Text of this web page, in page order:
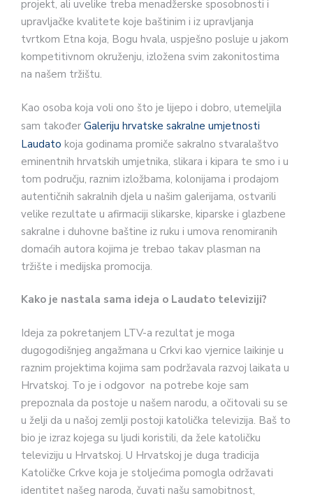
projekt, ali uvelike treba menadžerske sposobnosti i
upravljačke kvalitete koje baštinim i iz upravljanja
tvrtkom Etna koja, Bogu hvala, uspješno posluje u jakom
kompetitivnom okruženju, izložena svim zakonitostima
na našem tržištu.
Kao osoba koja voli ono što je lijepo i dobro, utemeljila
sam također Galeriju hrvatske sakralne umjetnosti
Laudato koja godinama promiče sakralno stvaralaštvo
eminentnih hrvatskih umjetnika, slikara i kipara te smo i u
tom području, raznim izložbama, kolonijama i prodajom
autentičnih sakralnih djela u našim galerijama, ostvarili
velike rezultate u afirmaciji slikarske, kiparske i glazbene
sakralne i duhovne baštine iz ruku i umova renomiranih
domaćih autora kojima je trebao takav plasman na
tržište i medijska promocija.
Kako je nastala sama ideja o Laudato televiziji?
Ideja za pokretanjem LTV-a rezultat je moga
dugogodišnjeg angažmana u Crkvi kao vjernice laikinje u
raznim projektima kojima sam podržavala razvoj laikata u
Hrvatskoj. To je i odgovor na potrebe koje sam
prepoznala da postoje u našem narodu, a očitovali su se
u želji da u našoj zemlji postoji katolička televizija. Baš to
bio je izraz kojega su ljudi koristili, da žele katoličku
televiziju u Hrvatskoj. U Hrvatskoj je duga tradicija
Katoličke Crkve koja je stoljećima pomogla održavati
identitet našeg naroda, čuvati našu samobitnost,